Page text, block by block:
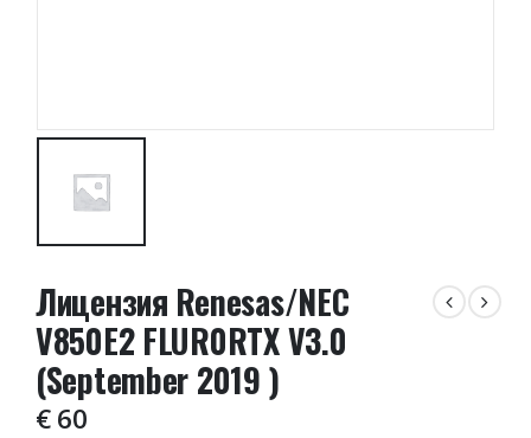
Лицензия Renesas/NEC
V850E2 FLUR0RTX V3.0
(September 2019 )
€60